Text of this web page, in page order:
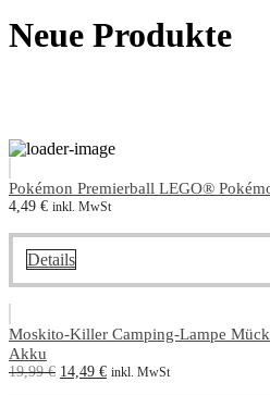
Neue Produkte
Pokémon Premierball LEGO®
4,49 € inkl. MwSt
Details
Moskito-Killer Camping-Lampe
Akku
19,99€ Ursprünglicher
14,49 €Aktueller
inkl. MwSt